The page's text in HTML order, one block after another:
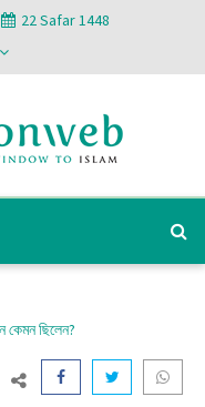
22 Safar 1448
কেমন ছিলেন?